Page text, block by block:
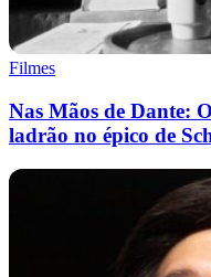
Filmes
Nas Mãos de Dante:
ladrão no épico de